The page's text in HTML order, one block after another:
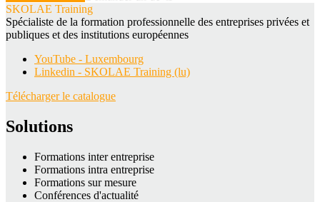
SKOLAE Training
Spécialiste de la formation professionnelle des entreprises privées et
publiques et des institutions européennes
YouTube - Luxembourg
Linkedin - SKOLAE Training (lu)
Télécharger le catalogue
Solutions
Formations inter entreprise
Formations intra entreprise
Formations sur mesure
Conférences d'actualité